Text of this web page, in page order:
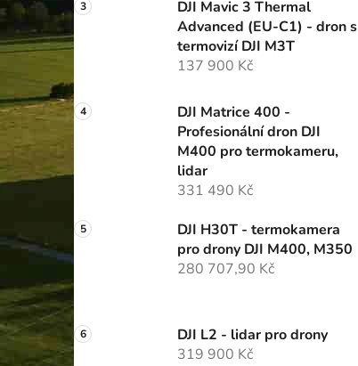
e
l
DJI Mavic 3 Thermal
Advanced (EU-C1) - dron s
termovizí DJI M3T
137 900 Kč
DJI Matrice 400 -
Profesionální dron DJI
M400 pro termokameru,
lidar
331 490 Kč
DJI H30T - termokamera
pro drony DJI M400, M350
280 707,90 Kč
DJI L2 - lidar pro drony
319 900 Kč